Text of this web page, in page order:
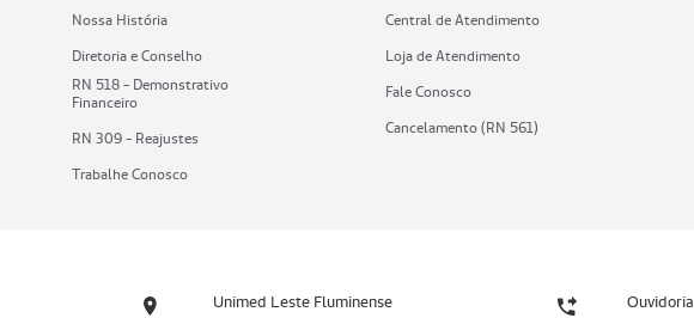
Nossa História
Diretoria e Conselho
RN 518 - Demonstrativo
Financeiro
RN 309 - Reajustes
Trabalhe Conosco
Central de Atendimento
Loja de Atendimento
Fale Conosco
Cancelamento (RN 561)
Unimed Leste Fluminense Ouvidoria